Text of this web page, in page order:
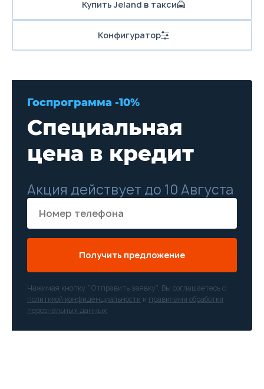
Купить Jeland в такси
Конфигуратор
Госпрограмма -10%
Специальная
цена в кредит
Акция действует до 10 Августа
Получить предложение
Нажимая кнопку “Отправить заявку”, Вы соглашаетесь с
политикой конфиденциальности и правилами обработки
персональных данных